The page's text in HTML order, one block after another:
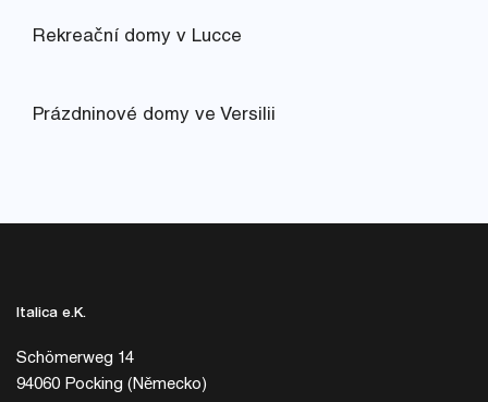
Rekreační domy v Lucce
Prázdninové domy ve Versilii
Italica e.K.
Schömerweg 14
94060 Pocking (Německo)